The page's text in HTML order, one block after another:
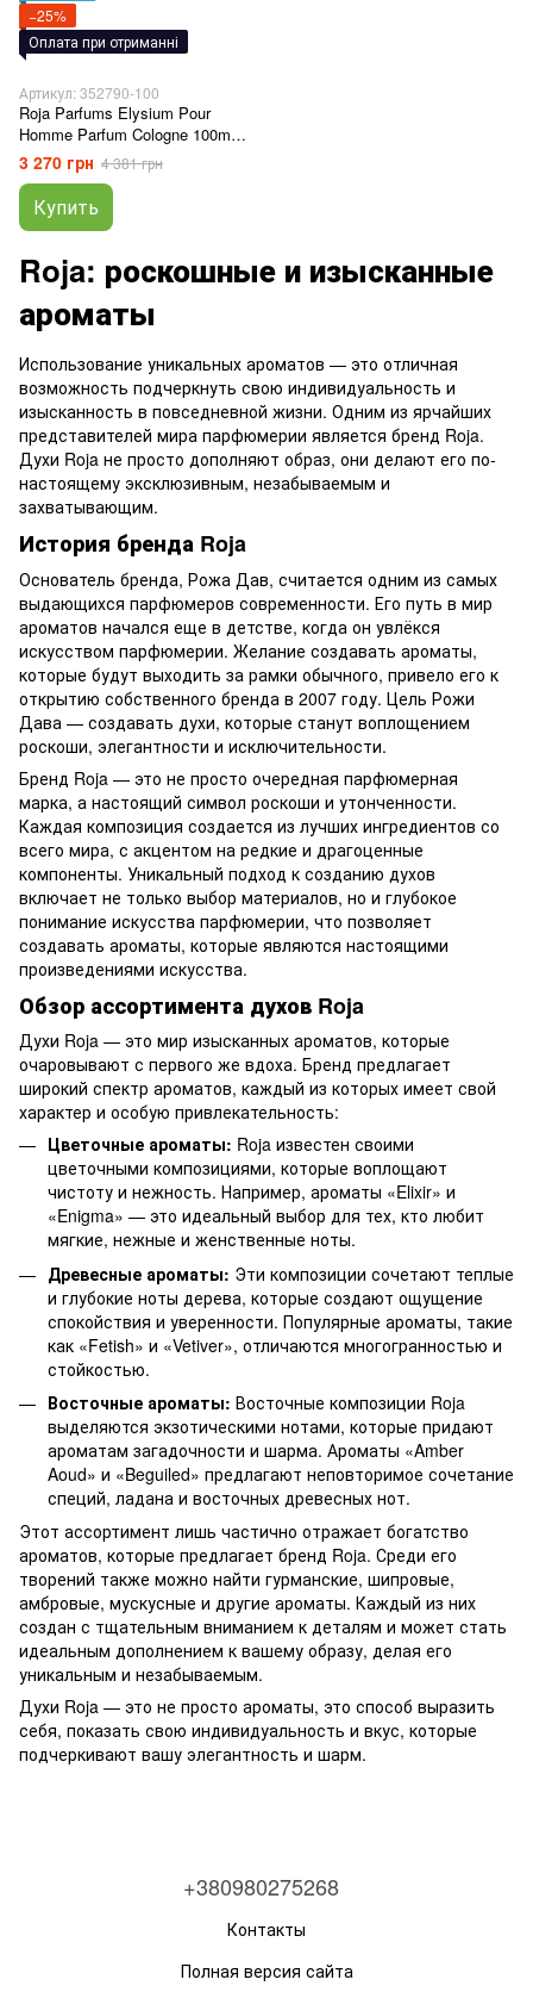
−25%
Оплата при отриманні
Артикул: 352790-100
Roja Parfums Elysium Pour
Homme Parfum Cologne 100ml,
Великобритания
3 270 грн 4 381 грн
Купить
Roja: роскошные и изысканные
ароматы
Использование уникальных ароматов — это отличная
возможность подчеркнуть свою индивидуальность и
изысканность в повседневной жизни. Одним из ярчайших
представителей мира парфюмерии является бренд Roja.
Духи Roja не просто дополняют образ, они делают его по-
настоящему эксклюзивным, незабываемым и
захватывающим.
История бренда Roja
Основатель бренда, Рожа Дав, считается одним из самых
выдающихся парфюмеров современности. Его путь в мир
ароматов начался еще в детстве, когда он увлёкся
искусством парфюмерии. Желание создавать ароматы,
которые будут выходить за рамки обычного, привело его к
открытию собственного бренда в 2007 году. Цель Рожи
Дава — создавать духи, которые станут воплощением
роскоши, элегантности и исключительности.
Бренд Roja — это не просто очередная парфюмерная
марка, а настоящий символ роскоши и утонченности.
Каждая композиция создается из лучших ингредиентов со
всего мира, с акцентом на редкие и драгоценные
компоненты. Уникальный подход к созданию духов
включает не только выбор материалов, но и глубокое
понимание искусства парфюмерии, что позволяет
создавать ароматы, которые являются настоящими
произведениями искусства.
Обзор ассортимента духов Roja
Духи Roja — это мир изысканных ароматов, которые
очаровывают с первого же вдоха. Бренд предлагает
широкий спектр ароматов, каждый из которых имеет свой
характер и особую привлекательность:
Цветочные ароматы: Roja известен своими
цветочными композициями, которые воплощают
чистоту и нежность. Например, ароматы «Elixir» и
«Enigma» — это идеальный выбор для тех, кто любит
мягкие, нежные и женственные ноты.
Древесные ароматы: Эти композиции сочетают теплые
и глубокие ноты дерева, которые создают ощущение
спокойствия и уверенности. Популярные ароматы, такие
как «Fetish» и «Vetiver», отличаются многогранностью и
стойкостью.
Восточные ароматы: Восточные композиции Roja
выделяются экзотическими нотами, которые придают
ароматам загадочности и шарма. Ароматы «Amber
Aoud» и «Beguiled» предлагают неповторимое сочетание
специй, ладана и восточных древесных нот.
Этот ассортимент лишь частично отражает богатство
ароматов, которые предлагает бренд Roja. Среди его
творений также можно найти гурманские, шипровые,
амбровые, мускусные и другие ароматы. Каждый из них
создан с тщательным вниманием к деталям и может стать
идеальным дополнением к вашему образу, делая его
уникальным и незабываемым.
Духи Roja — это не просто ароматы, это способ выразить
себя, показать свою индивидуальность и вкус, которые
подчеркивают вашу элегантность и шарм.
+380980275268
Контакты
Полная версия сайта